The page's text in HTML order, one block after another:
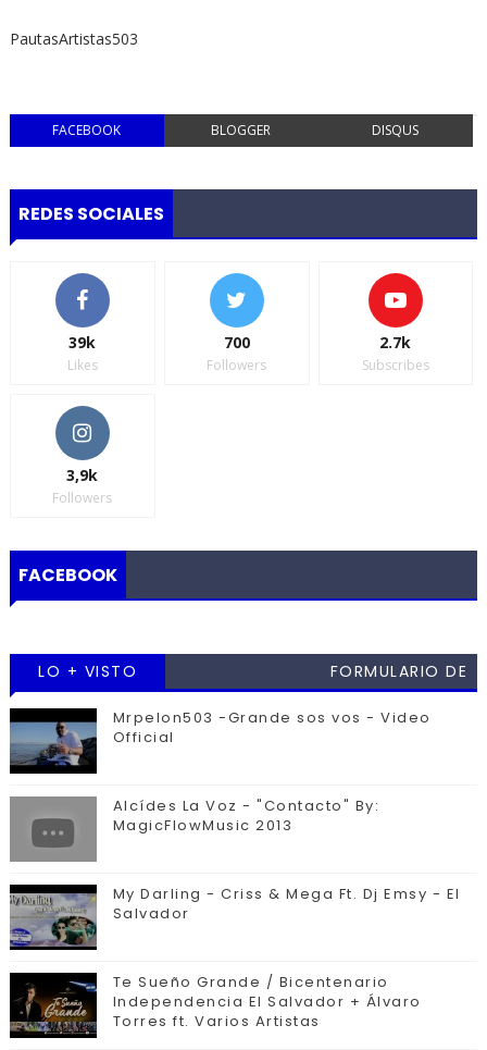
PautasArtistas503
FACEBOOK BLOGGER DISQUS
REDES SOCIALES
39k
Likes
700
Followers
2.7k
Subscribes
3,9k
Followers
FACEBOOK
LO + VISTO
FORMULARIO DE
Mrpelon503 -Grande sos vos - Video
Official
Alcídes La Voz - "Contacto" By:
MagicFlowMusic 2013
My Darling - Criss & Mega Ft. Dj Emsy - El
Salvador
Te Sueño Grande / Bicentenario
Independencia El Salvador + Álvaro
Torres ft. Varios Artistas